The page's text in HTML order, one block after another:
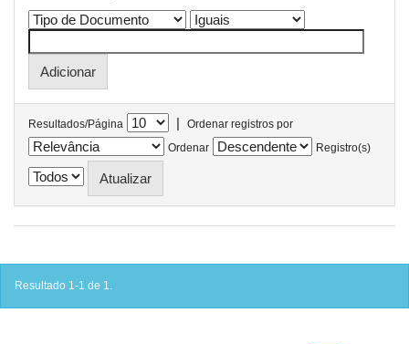
Resultados/Página |
Ordenar registros por
Ordenar
Registro(s)
Resultado 1-1 de 1.